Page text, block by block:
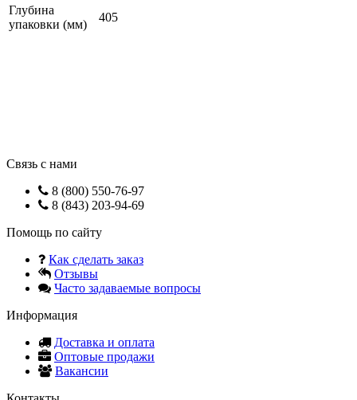
Глубина
упаковки (мм)
405
Связь с нами
8 (800) 550-76-97
8 (843) 203-94-69
Помощь по сайту
Как сделать заказ
Отзывы
Часто задаваемые вопросы
Информация
Доставка и оплата
Оптовые продажи
Вакансии